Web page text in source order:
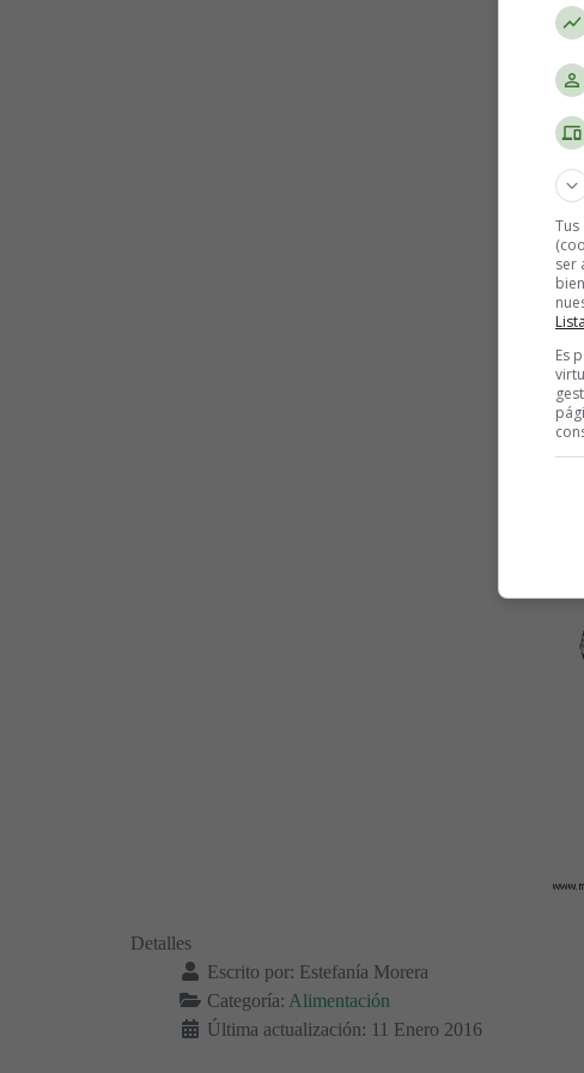
Detalles
Escrito por: Estefanía Morera
Categoría: Alimentación
Última actualización: 11 Enero 2016
ser
Es